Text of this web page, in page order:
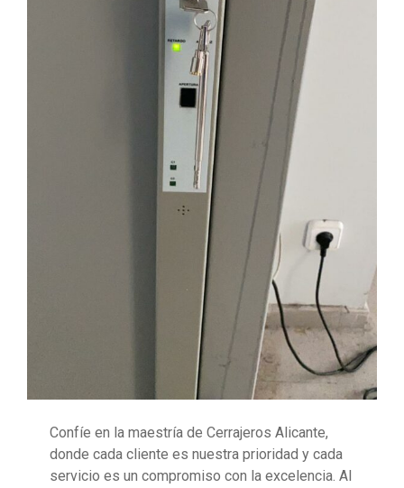
Confíe en la maestría de Cerrajeros Alicante,
donde cada cliente es nuestra prioridad y cada
servicio es un compromiso con la excelencia. Al